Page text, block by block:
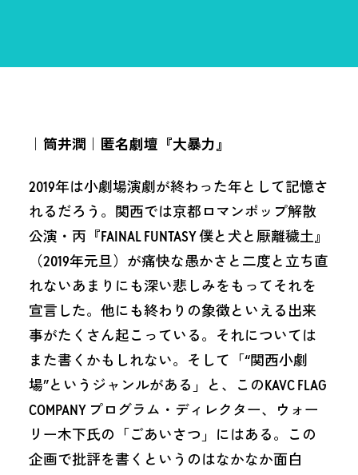
筒井潤 ｜匿名劇壇『大暴力』
2019年は小劇場演劇が終わった年として記憶さ
れるだろう。関西では京都ロマンポップ解散
公演・丙『FAINAL FUNTASY 僕と犬と厭離穢土』
（2019年元旦）が痛快な愚かさと二度と立ち直
れないあまりにも深い悲しみをもってそれを
宣言した。他にも終わりの象徴といえる出来
事がたくさん起こっている。それについては
また書くかもしれない。そして「“関西小劇
場”というジャンルがある」と、このKAVC FLAG
COMPANY プログラム・ディレクター、ウォー
リー木下氏の「ごあいさつ」にはある。この
企画で批評を書くというのはなかなか面白